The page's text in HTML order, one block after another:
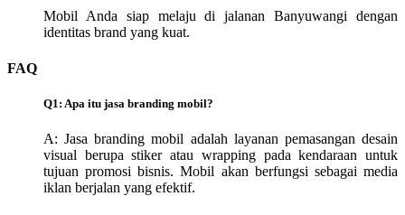
Mobil Anda siap melaju di jalanan Banyuwangi dengan
identitas brand yang kuat.
FAQ
Q1: Apa itu jasa branding mobil?
A: Jasa branding mobil adalah layanan pemasangan desain
visual berupa stiker atau wrapping pada kendaraan untuk
tujuan promosi bisnis. Mobil akan berfungsi sebagai media
iklan berjalan yang efektif.